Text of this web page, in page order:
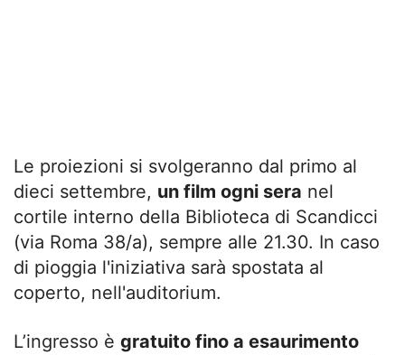
Le proiezioni si svolgeranno dal primo al
dieci settembre, un film ogni sera nel
cortile interno della Biblioteca di Scandicci
(via Roma 38/a), sempre alle 21.30. In caso
di pioggia l'iniziativa sarà spostata al
coperto, nell'auditorium.
L’ingresso è gratuito fino a esaurimento